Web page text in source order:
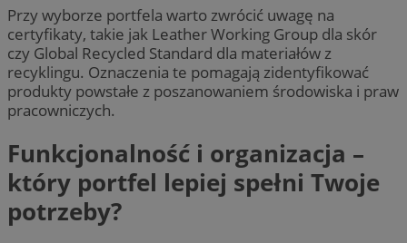
Przy wyborze portfela warto zwrócić uwagę na
certyfikaty, takie jak Leather Working Group dla skór
czy Global Recycled Standard dla materiałów z
recyklingu. Oznaczenia te pomagają zidentyfikować
produkty powstałe z poszanowaniem środowiska i praw
pracowniczych.
Funkcjonalność i organizacja –
który portfel lepiej spełni Twoje
potrzeby?